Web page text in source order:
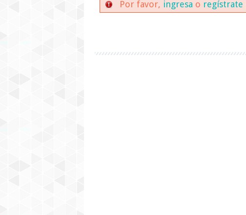
Por favor, ingresa o regístrate